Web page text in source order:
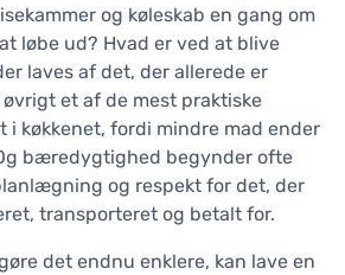
og køleskab en gang om
løbe ud? Hvad er ved at blive
laves af det, der allerede er
et af de mest praktiske
i køkkenet, fordi mindre mad ender
bæredygtighed begynder ofte
og respekt for det, der
transporteret og betalt for.
det endnu enklere, kan lave en